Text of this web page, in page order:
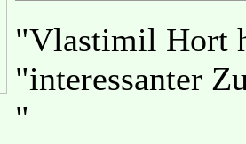
"Vlastimil Hort
"interessanter
"